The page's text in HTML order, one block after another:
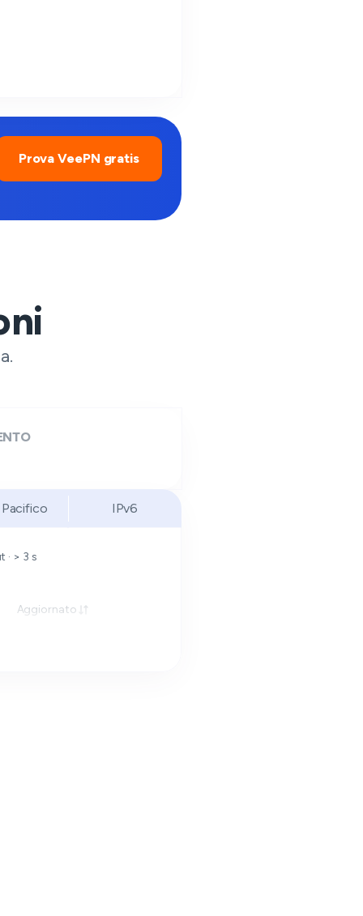
Prova VeePN gratis
IPv6
> 3 s
Aggiornato